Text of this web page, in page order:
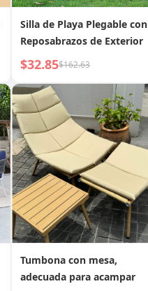
Silla de Playa Plegable con
Reposabrazos de Exterior
$32.85$162.63
Tumbona con mesa,
adecuada para acampar